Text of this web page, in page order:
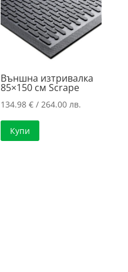
Външна изтривалка
85×150 см Scrape
134.98€ / 264.00 лв.
Купи